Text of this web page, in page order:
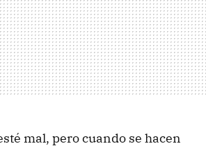
mal, pero cuando se hacen